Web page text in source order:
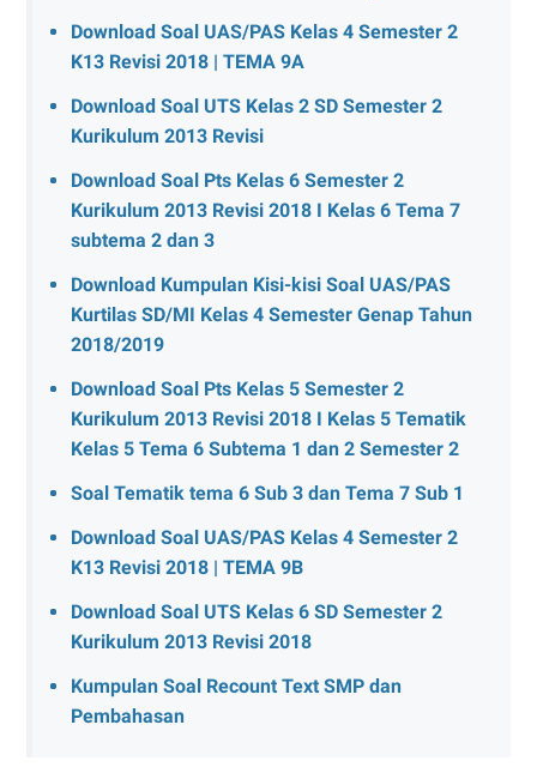
Download Soal UAS/PAS Kelas 4 Semester 2
K13 Revisi 2018 | TEMA 9A
Download Soal UTS Kelas 2 SD Semester 2
Kurikulum 2013 Revisi
Download Soal Pts Kelas 6 Semester 2
Kurikulum 2013 Revisi 2018 I Kelas 6 Tema 7
subtema 2 dan 3
Download Kumpulan Kisi-kisi Soal UAS/PAS
Kurtilas SD/MI Kelas 4 Semester Genap Tahun
2018/2019
Download Soal Pts Kelas 5 Semester 2
Kurikulum 2013 Revisi 2018 I Kelas 5 Tematik
Kelas 5 Tema 6 Subtema 1 dan 2 Semester 2
Soal Tematik tema 6 Sub 3 dan Tema 7 Sub 1
Download Soal UAS/PAS Kelas 4 Semester 2
K13 Revisi 2018 | TEMA 9B
Download Soal UTS Kelas 6 SD Semester 2
Kurikulum 2013 Revisi 2018
Kumpulan Soal Recount Text SMP dan
Pembahasan